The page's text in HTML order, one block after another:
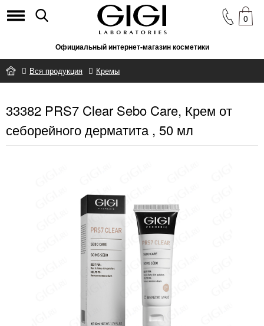
Официальный интернет-магазин косметики
0
Вся продукция Кремы
мл
33382 PRS7 Clear Sebo Care, Крем от
себорейного дерматита , 50 мл